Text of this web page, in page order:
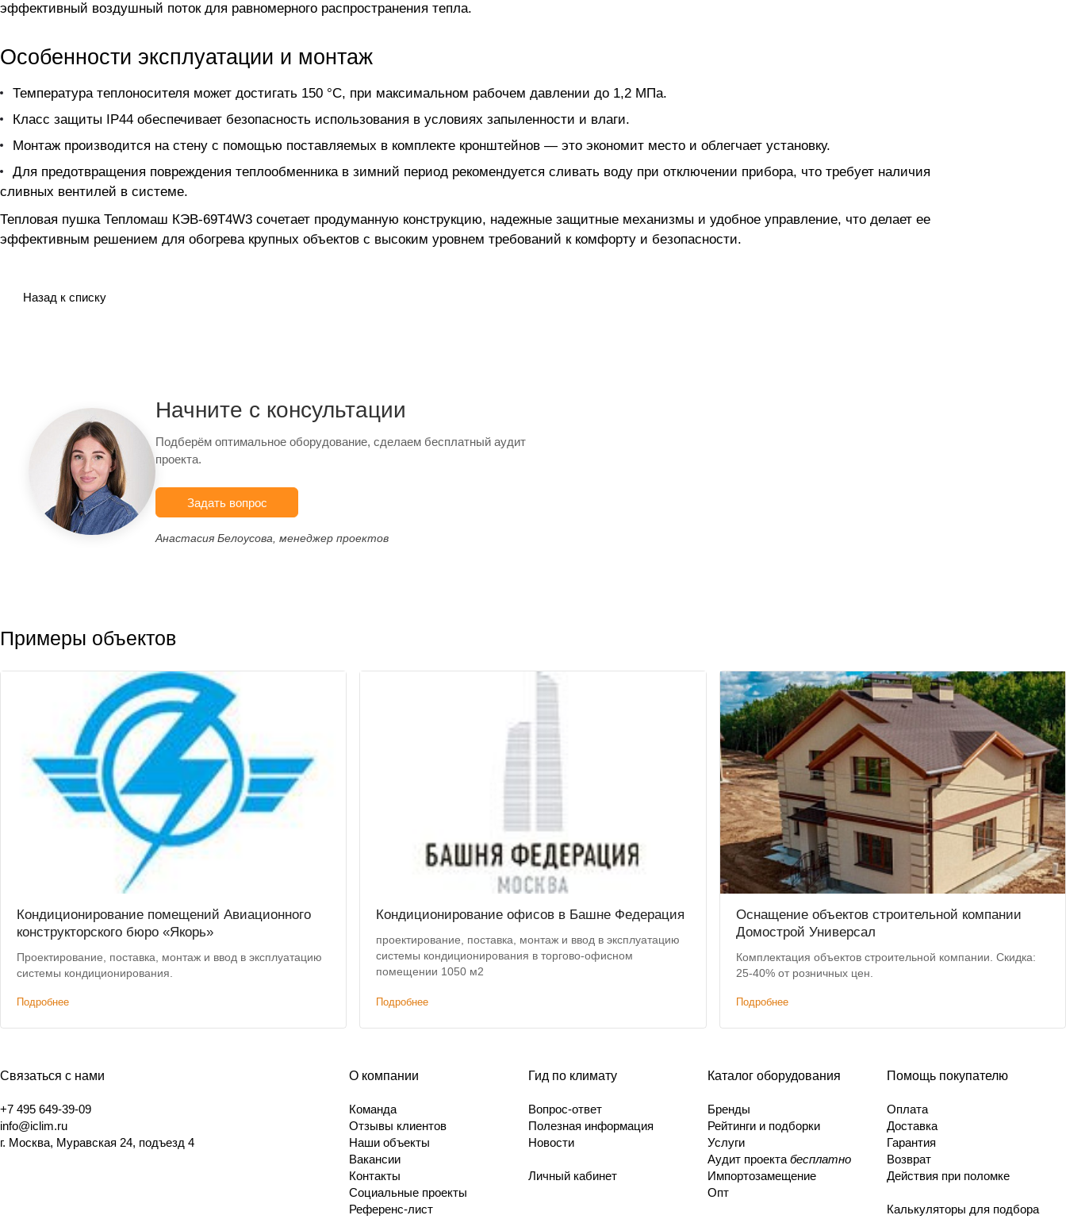
эффективный воздушный поток для равномерного распространения тепла.
Особенности эксплуатации и монтаж
Температура теплоносителя может достигать 150 °C, при максимальном рабочем давлении до 1,2 МПа.
Класс защиты IP44 обеспечивает безопасность использования в условиях запыленности и влаги.
Монтаж производится на стену с помощью поставляемых в комплекте кронштейнов — это экономит место и облегчает установку.
Для предотвращения повреждения теплообменника в зимний период рекомендуется сливать воду при отключении прибора, что требует наличия
сливных вентилей в системе.
Тепловая пушка Тепломаш КЭВ-69Т4W3 сочетает продуманную конструкцию, надежные защитные механизмы и удобное управление, что делает ее
эффективным решением для обогрева крупных объектов с высоким уровнем требований к комфорту и безопасности.
Назад к списку
Начните с консультации
Подберём оптимальное оборудование, сделаем бесплатный аудит
проекта.
Задать вопрос
Анастасия Белоусова, менеджер проектов
Примеры объектов
Кондиционирование помещений Авиационного
конструкторского бюро «Якорь»
Проектирование, поставка, монтаж и ввод в эксплуатацию
системы кондиционирования.
Подробнее
Кондиционирование офисов в Башне Федерация
проектирование, поставка, монтаж и ввод в эксплуатацию
системы кондиционирования в торгово-офисном
помещении 1050 м2
Подробнее
Оснащение объектов строительной компании
Домострой Универсал
Комплектация объектов строительной компании. Скидка:
25-40% от розничных цен.
Подробнее
Связаться с нами
+7 495 649-39-09
info@iclim.ru
г. Москва, Муравская 24, подъезд 4
О компании
Команда
Отзывы клиентов
Наши объекты
Вакансии
Контакты
Социальные проекты
Референс-лист
Гид по климату
Вопрос-ответ
Полезная информация
Новости
Личный кабинет
Каталог оборудования
Бренды
Рейтинги и подборки
Услуги
Аудит проекта бесплатно
Импортозамещение
Опт
Помощь покупателю
Оплата
Доставка
Гарантия
Возврат
Действия при поломке
Калькуляторы для подбора